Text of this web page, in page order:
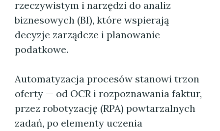
rzeczywistym i narzędzi do analiz
biznesowych (BI), które wspierają
decyzje zarządcze i planowanie
podatkowe.
Automatyzacja procesów stanowi trzon
oferty — od OCR i rozpoznawania faktur,
przez robotyzację (RPA) powtarzalnych
zadań, po elementy uczenia